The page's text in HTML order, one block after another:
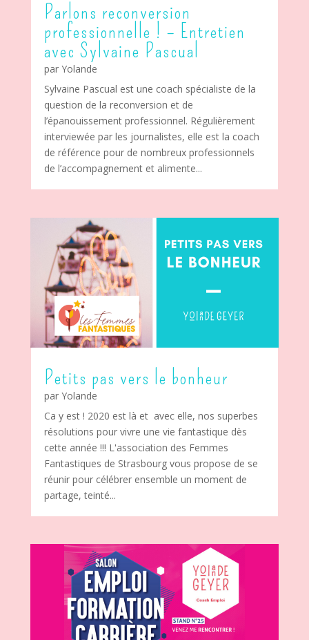
Parlons reconversion
professionnelle ! – Entretien
avec Sylvaine Pascual
par Yolande
Sylvaine Pascual est une coach spécialiste de la
question de la reconversion et de
l’épanouissement professionnel. Régulièrement
interviewée par les journalistes, elle est la coach
de référence pour de nombreux professionnels
de l’accompagnement et alimente...
Petits pas vers le bonheur
par Yolande
Ca y est ! 2020 est là et avec elle, nos superbes
résolutions pour vivre une vie fantastique dès
cette année !!! L'association des Femmes
Fantastiques de Strasbourg vous propose de se
réunir pour célébrer ensemble un moment de
partage, teinté...